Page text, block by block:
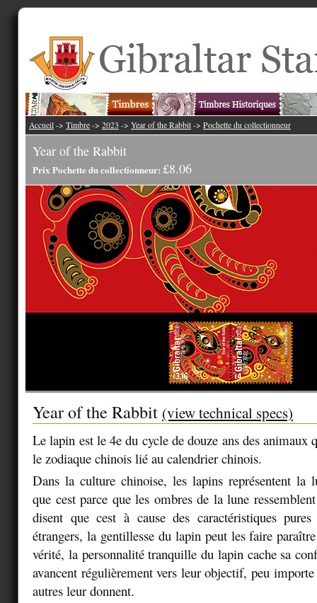
Accueil -> Timbre -> 2023 -> Year of the Rabbit -> Pochette du collectionneur
Year of the Rabbit
Prix Pochette du collectionneur: £8.06
Year of the Rabbit (view technical specs)
Le lapin est le 4e du cycle de douze ans des animaux
le zodiaque chinois lié au calendrier chinois.
Dans la culture chinoise, les lapins représentent la
que cest parce que les ombres de la lune
disent que cest à cause des caractéristiques
étrangers, la gentillesse du lapin peut les faire
vérité, la personnalité tranquille du lapin cache sa
avancent régulièrement vers leur objectif, peu
autres leur donnent.